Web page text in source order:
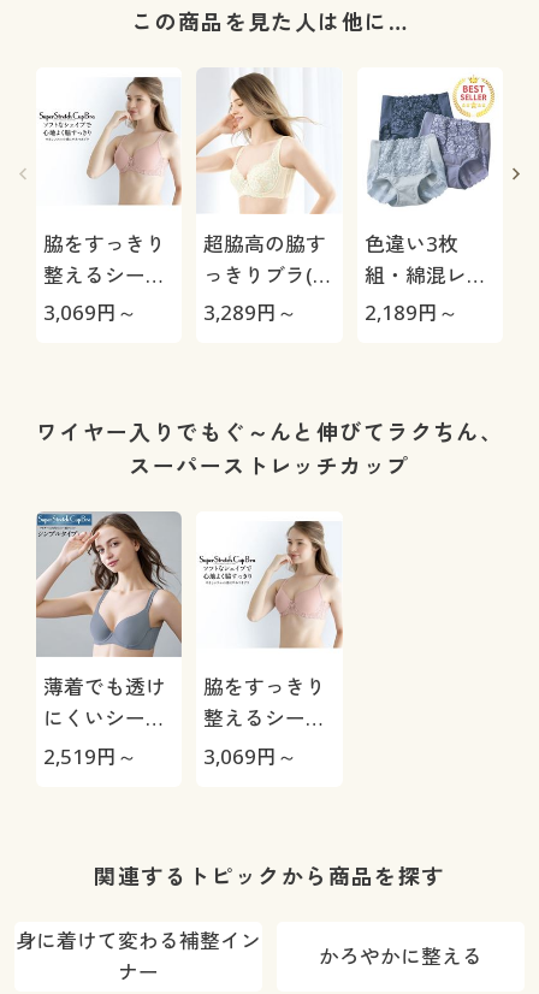
この商品を見た人は他に…
脇をすっきり
整えるシーム
レスカップブ
プ)(ソフトワ
イヤー入り・
カップ)
3,069円～
超脇高の脇す
っきりブラ(ソ
フトワイヤー
3,289円～
色違い3枚
組・綿混レー
シィショーツ
2,189円～
ワイヤー入りでもぐ～んと伸びてラクちん、
スーパーストレッチカップ
薄着でも透け
にくいシーム
レスカップブ
イヤー入り・
カップ)
2,519円～
脇をすっきり
整えるシーム
レスカップブ
プ)(ソフトワ
3/4モールド
3,069円～
関連するトピックから商品を探す
身に着けて変わる補整イン
ナー
かろやかに整える